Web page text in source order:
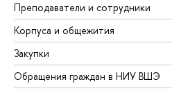
Преподаватели и сотрудники
Корпуса и общежития
Закупки
Обращения граждан в НИУ ВШЭ